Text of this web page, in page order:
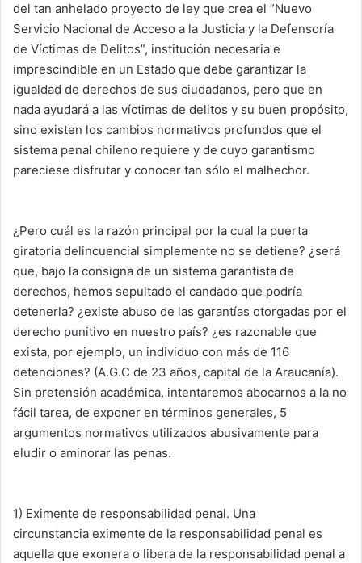
del tan anhelado proyecto de ley que crea el ”Nuevo
Servicio Nacional de Acceso a la Justicia y la Defensoría
de Víctimas de Delitos”, institución necesaria e
imprescindible en un Estado que debe garantizar la
igualdad de derechos de sus ciudadanos, pero que en
nada ayudará a las víctimas de delitos y su buen propósito,
sino existen los cambios normativos profundos que el
sistema penal chileno requiere y de cuyo garantismo
pareciese disfrutar y conocer tan sólo el malhechor.
¿Pero cuál es la razón principal por la cual la puerta
giratoria delincuencial simplemente no se detiene? ¿será
que, bajo la consigna de un sistema garantista de
derechos, hemos sepultado el candado que podría
detenerla? ¿existe abuso de las garantías otorgadas por el
derecho punitivo en nuestro país? ¿es razonable que
exista, por ejemplo, un individuo con más de 116
detenciones? (A.G.C de 23 años, capital de la Araucanía).
Sin pretensión académica, intentaremos abocarnos a la no
fácil tarea, de exponer en términos generales, 5
argumentos normativos utilizados abusivamente para
eludir o aminorar las penas.
1) Eximente de responsabilidad penal. Una
circunstancia eximente de la responsabilidad penal es
aquella que exonera o libera de la responsabilidad penal a